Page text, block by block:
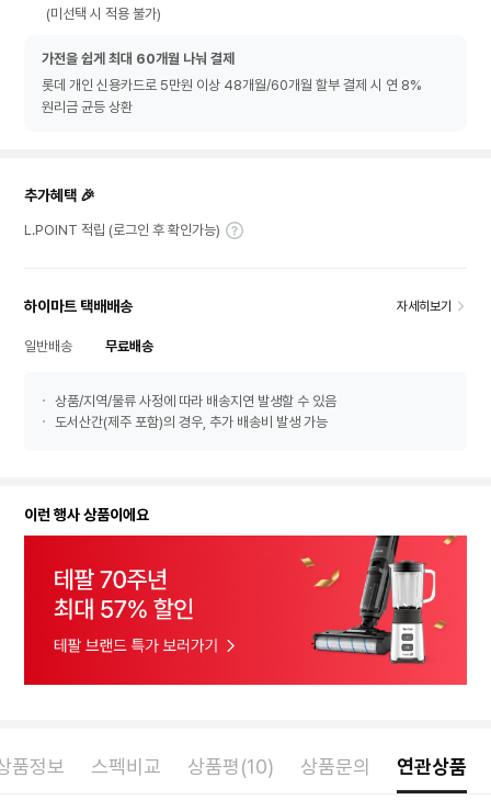
(미선택 시 적용 불가)
가전을 쉽게 최대 60개월 나눠 결제
롯데 개인 신용카드로 5만원 이상 48개월/60개월 할부 결제 시 연 8%
원리금 균등 상환
추가혜택 🎉
L.POINT 적립 (로그인 후 확인가능)
하이마트 택배배송 자세히보기
일반배송 무료배송
상품/지역/물류 사정에 따라 배송지연 발생할 수 있음
도서산간(제주 포함)의 경우, 추가 배송비 발생 가능
이런 행사 상품이에요
품정보 스펙비교 상품평(10) 상품문의 연관상품